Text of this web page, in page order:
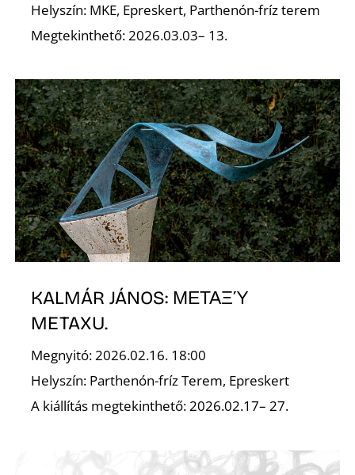
Helyszín: MKE, Epreskert, Parthenón-fríz terem
Megtekinthető: 2026.03.03– 13.
KALMÁR JÁNOS: ΜΕΤΑΞΎ
METAXU.
Megnyitó: 2026.02.16. 18:00
Helyszín: Parthenón-fríz Terem, Epreskert
A kiállítás megtekinthető: 2026.02.17– 27.